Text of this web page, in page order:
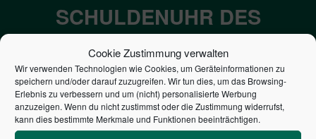
Cookie Zustimmung verwalten
Wir verwenden Technologien wie Cookies, um Geräteinformationen zu
speichern und/oder darauf zuzugreifen. Wir tun dies, um das Browsing-
Erlebnis zu verbessern und um (nicht) personalisierte Werbung
anzuzeigen. Wenn du nicht zustimmst oder die Zustimmung widerrufst,
kann dies bestimmte Merkmale und Funktionen beeinträchtigen.
SCHULDENUHR DES
BUNDES DER
STEUERZAHLER
7,052€